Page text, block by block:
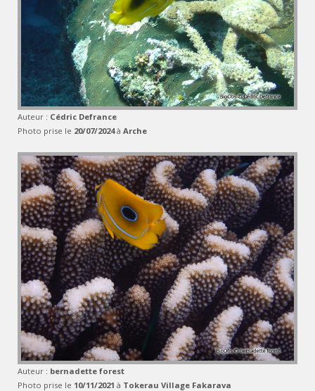
Auteur : Cédric Defrance
Photo prise le 20/07/2024à Arche
Auteur : bernadette forest
Photo prise le 10/11/2021 à Tokerau Village Fakarava